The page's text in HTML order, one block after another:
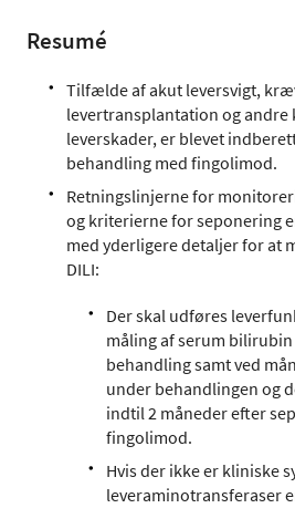
Resumé
Tilfælde af akut leversvigt,
levertransplantation og
leverskader, er blevet
behandling med fingolimod.
Retningslinjerne for
og kriterierne for seponering
med yderligere detaljer for at
DILI:
Der skal udføres
måling af serum
behandling samt ved
under behandlingen og
indtil 2 måneder efter
fingolimod.
Hvis der ikke er kliniske
leveraminotransferaser